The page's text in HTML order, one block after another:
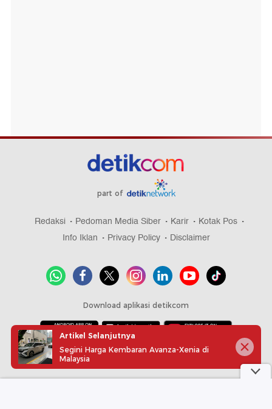
part of
Redaksi Pedoman Media Siber Karir
Kotak Pos
Info Iklan
Privacy Policy Disclaimer
Download aplikasi detikcom
Copyright @ 2026 detikcom, All right reserved
Artikel Selanjutnya
Segini Harga Kembaran Avanza-Xenia di
Malaysia